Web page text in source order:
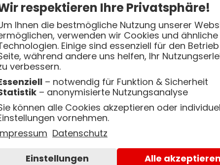
ver­traglichen Bestimmungszwecks
Ware durch TSI an den Besteller
Mehraufwand oder zusätzliche
sich zur Übernahme der zusätzlichen
der Besteller berechtigt, TSI schriftlich
4 Wochen zu betragen hat, es sei
entbehrlich oder dem Besteller ist eine
Ablauf dieser Nachfrist
Maßgabe der Ziffer 7 dieser AGLB
Leistungsverzögerung nicht zu vertreten,
ansprüche ausgeschlossen.
respektieren Ihre Privatsphäre!
Ihnen die bestmögliche Nutzung unserer
verwenden wir Cookies und ähnliche
Einige sind essenziell für den
während andere uns helfen, Ihr
verbessern.
– notwendig für Funktion & Sicherheit
– anonymisierte Nutzungsanalyse
können alle Cookies akzeptieren oder
vornehmen.
Datenschutz
Einstellungen Alle akzeptieren